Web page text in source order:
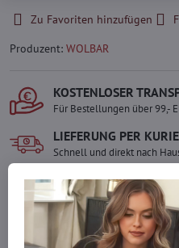
Zu Favoriten hinzufügen
Produzent: WOLBAR
KOSTENLOSER
Für Bestellungen über 99,-
LIEFERUNG PER
Schnell und direkt nach
SICHERE ZAHLUNGEN
Gesicherte Online-
Ware auf Lager
Wir versenden sofort